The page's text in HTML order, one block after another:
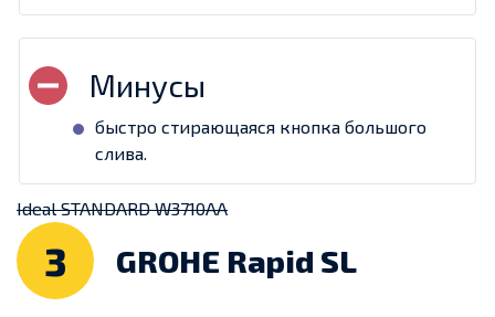
быстро стирающаяся кнопка большого
слива.
Ideal STANDARD W3710AA
3 GROHE Rapid SL